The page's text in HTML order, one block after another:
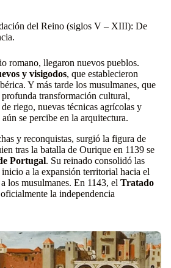
del Reino (siglos V – XIII): De
romano, llegaron nuevos pueblos.
y visigodos, que establecieron
Y más tarde los musulmanes, que
transformación cultural,
riego, nuevas técnicas agrícolas y
se percibe en la arquitectura.
y reconquistas, surgió la figura de
tras la batalla de Ourique en 1139 se
Portugal. Su reinado consolidó las
a la expansión territorial hacia el
los musulmanes. En 1143, el Tratado
la independencia